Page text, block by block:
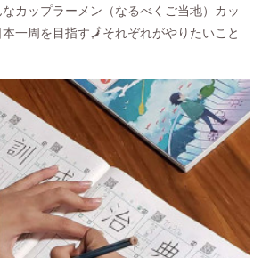
カップラーメン（なるべくご当地）カッ
一周を目指す🗾それぞれがやりたいこと